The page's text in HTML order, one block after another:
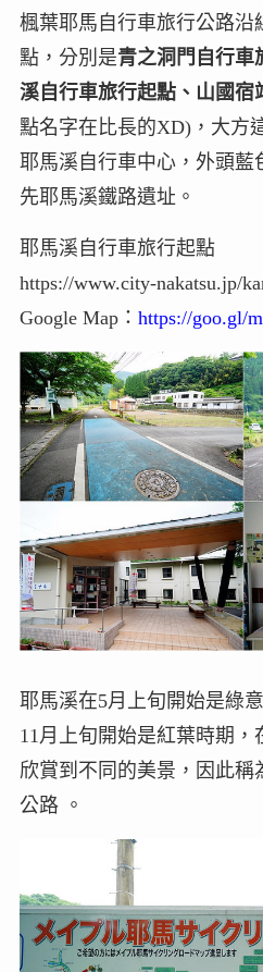
楓葉耶馬自行車旅行公路沿
點，分別是青之洞門自行車
溪自行車旅行起點、山國宿
點名字在比長的XD)，大方
耶馬溪自行車中心，外頭藍
先耶馬溪鐵路遺址。
耶馬溪自行車旅行起點
https://www.city-nakatsu.jp/
Google Map： https://goo.gl/
耶馬溪在5月上旬開始是綠
11月上旬開始是紅葉時期，
欣賞到不同的美景，因此稱
公路 。